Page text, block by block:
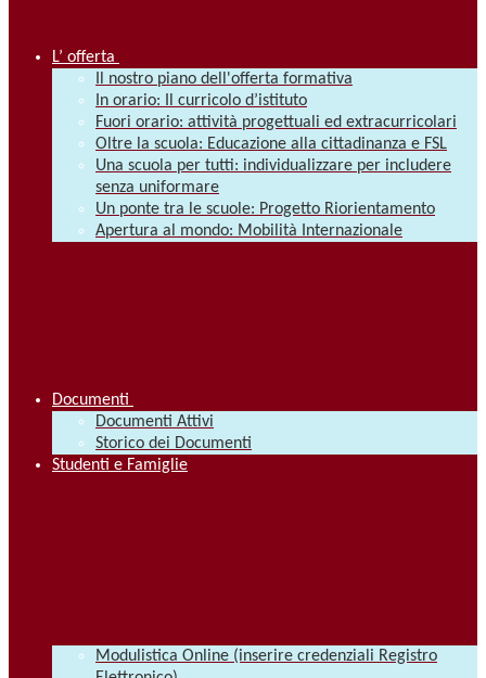
L’ offerta
Il nostro piano dell'offerta formativa
In orario: Il curricolo d’istituto
Fuori orario: attività progettuali ed extracurricolari
Oltre la scuola: Educazione alla cittadinanza e FSL
Una scuola per tutti: individualizzare per includere
senza uniformare
Un ponte tra le scuole: Progetto Riorientamento
Apertura al mondo: Mobilità Internazionale
Documenti
Documenti Attivi
Storico dei Documenti
Studenti e Famiglie
Modulistica Online (inserire credenziali Registro